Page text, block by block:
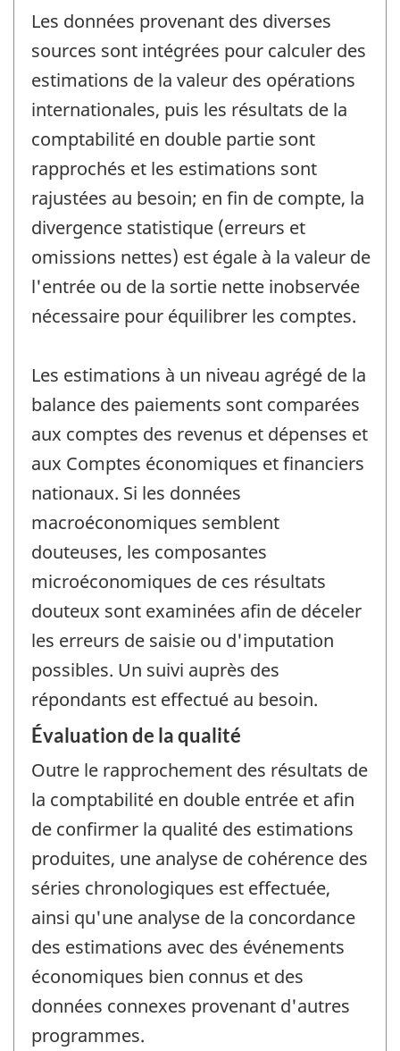
Les données provenant des diverses
sources sont intégrées pour calculer des
estimations de la valeur des opérations
internationales, puis les résultats de la
comptabilité en double partie sont
rapprochés et les estimations sont
rajustées au besoin; en fin de compte, la
divergence statistique (erreurs et
omissions nettes) est égale à la valeur de
l'entrée ou de la sortie nette inobservée
nécessaire pour équilibrer les comptes.
Les estimations à un niveau agrégé de la
balance des paiements sont comparées
aux comptes des revenus et dépenses et
aux Comptes économiques et financiers
nationaux. Si les données
macroéconomiques semblent
douteuses, les composantes
microéconomiques de ces résultats
douteux sont examinées afin de déceler
les erreurs de saisie ou d'imputation
possibles. Un suivi auprès des
répondants est effectué au besoin.
Évaluation de la qualité
Outre le rapprochement des résultats de
la comptabilité en double entrée et afin
de confirmer la qualité des estimations
produites, une analyse de cohérence des
séries chronologiques est effectuée,
ainsi qu'une analyse de la concordance
des estimations avec des événements
économiques bien connus et des
données connexes provenant d'autres
programmes.